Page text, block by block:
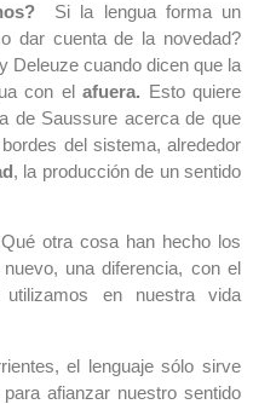
Si la lengua forma un
dar cuenta de la novedad?
Deleuze cuando dicen que la
con elafuera. Esto quiere
de Saussure acerca de que
del sistema, alrededor
, la producción de un sentido
otra cosa han hecho los
una diferencia, con el
en nuestra vida
el lenguaje sólo sirve
afianzar nuestro sentido